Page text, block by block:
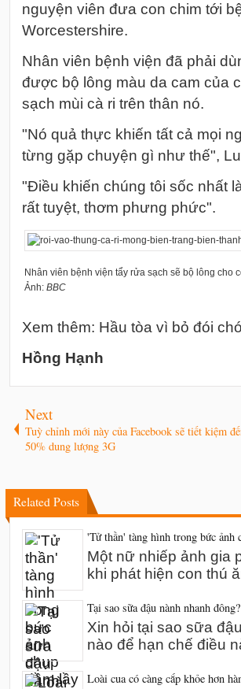
nguyện viên đưa con chim tới
Worcestershire.
Nhân viên bệnh viện đã phải
được bộ lông màu da cam của
sạch mùi cà ri trên thân nó.
"Nó quả thực khiến tất cả mọi
từng gặp chuyện gì như thế",
"Điều khiến chúng tôi sốc nhất
rất tuyệt, thơm phưng phức".
Nhân viên bệnh viện tẩy rửa sạch sẽ bộ lông cho
Ảnh:BBC
Xem thêm: Hầu tòa vì bỏ đói
Hồng Hạnh
Next
Tuỳ chỉnh mới này của Facebook sẽ tiết kiệm
50% dung lượng 3G
Related Posts
'Tử thần' tàng hình trong bức ảnh
Một nữ nhiếp ảnh gia
khi phát hiện con thú
Tại sao sữa đậu nành nhanh đông?
Xin hỏi tại sao sữa
nào để hạn chế điều
Loài cua có càng cắp khỏe hơn